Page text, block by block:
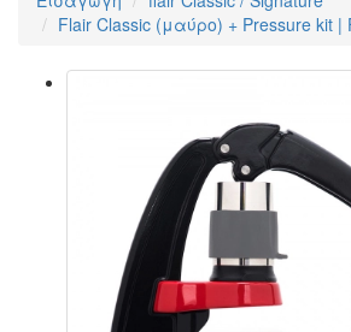
Flair Classic (μαύρο) + Pressure kit |